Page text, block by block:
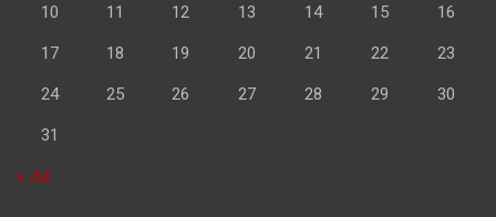
10 11 12 13 14 15 16
17 18 19 20 21 22 23
24 25 26 27 28 29 30
31
« Jul